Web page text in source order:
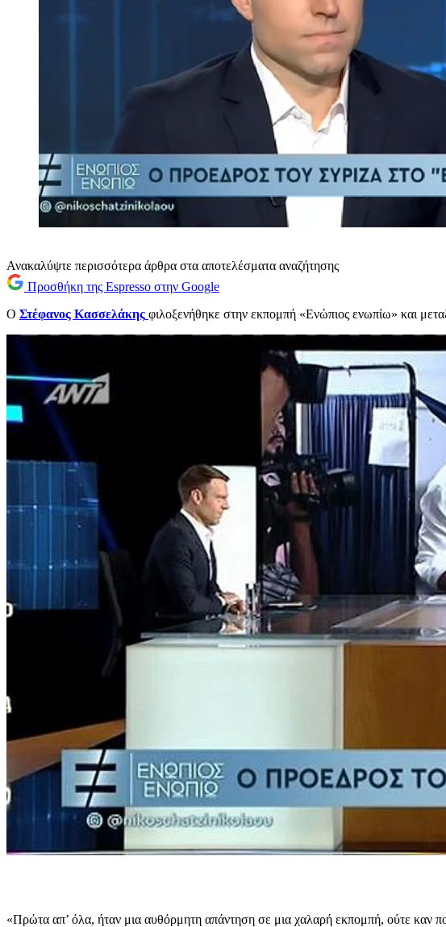
Ανακαλύψτε περισσότερα άρθρα στα αποτελέσματα αναζήτησης
Προσθήκη της Espresso στην Google
Ο Στέφανος Κασσελάκης φιλοξενήθηκε στην εκπομπή «Ενώπιος ενωπίω» και
«Πρώτα απ’ όλα, ήταν μια αυθόρμητη απάντηση σε μια χαλαρή εκπομπή, ούτε καν